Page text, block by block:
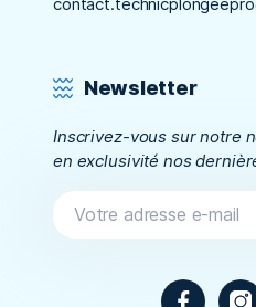
Newsletter
Inscrivez-vous sur notre
en exclusivité nos